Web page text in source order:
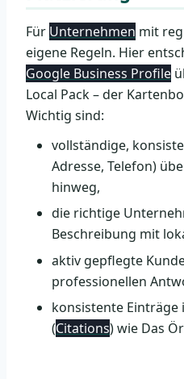
Für Unternehmen mit
eigene Regeln. Hier
Google Business Profile
Local Pack – der
Wichtig sind:
vollständige,
Adresse, Telefon)
hinweg,
die richtige
Beschreibung mit
aktiv gepflegte
professionellen
konsistente Einträge
(Citations) wie Das